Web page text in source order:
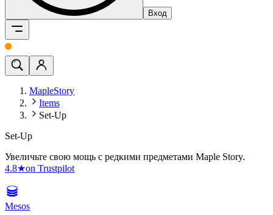
Вход
MapleStory
Items
Set-Up
Set-Up
Увеличьте свою мощь с редкими предметами Maple Story.
4.8★on Trustpilot
Mesos